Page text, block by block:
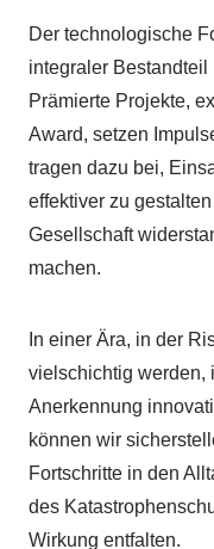
Der technologische
integraler Bestandteil
Prämierte Projekte,
Award, setzen
tragen dazu bei,
effektiver zu
Gesellschaft
machen.
In einer Ära, in der
vielschichtig werden,
Anerkennung
können wir
Fortschritte in den
des
Wirkung entfalten.